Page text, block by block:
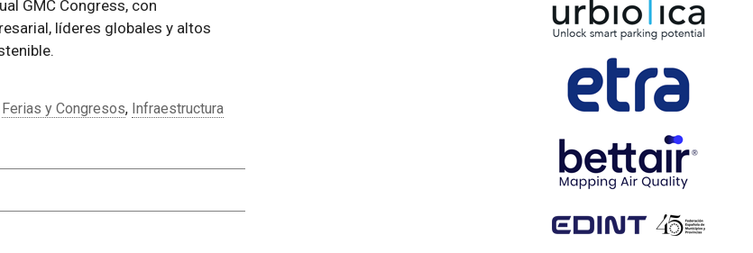
GMC Congress, con
líderes globales y altos
Ferias y Congresos, Infraestructura